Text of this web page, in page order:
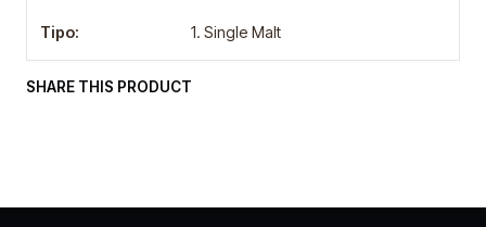
Tipo: 1. Single Malt
SHARE THIS PRODUCT